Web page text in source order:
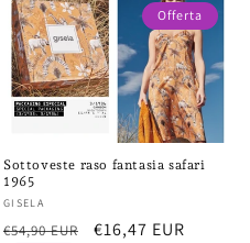
Offerta
Sottoveste raso fantasia safari
1965
Fornitore:
GISELA
Prezzo
€54,90 EUR
Prezzo
€16,47 EUR